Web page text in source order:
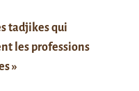
tadjikes qui
les professions
»